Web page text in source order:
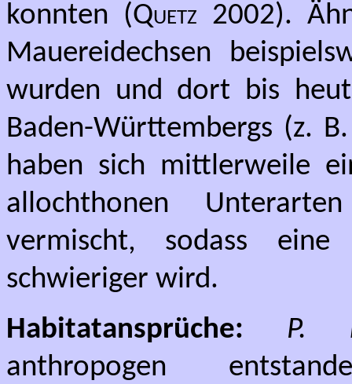
konnten (Quetz 2002).
Mauereidechsen
wurden und dort bis
Baden-Württembergs (z.
haben sich mittlerweile
allochthonen
vermischt, sodass eine
schwieriger wird.
Habitatansprüche:
P.
anthropogen